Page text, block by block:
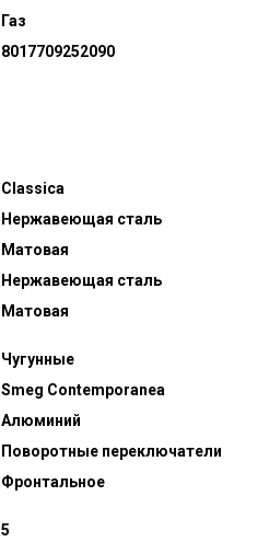
Газ
8017709252090
Classica
Нержавеющая сталь
Матовая
Нержавеющая сталь
Матовая
Чугунные
Smeg Contemporanea
Алюминий
Поворотные переключатели
Фронтальное
5